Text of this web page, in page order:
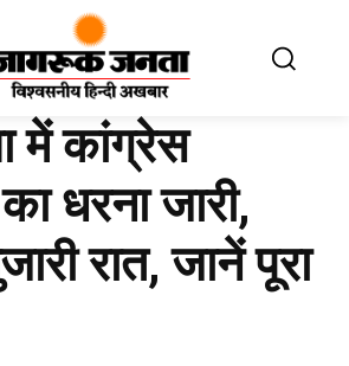
में कांग्रेस
धरना जारी,
रात, जानें पूरा